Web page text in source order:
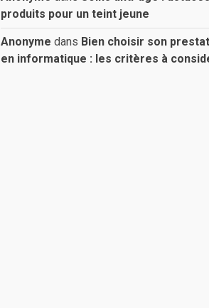
produits pour un teint jeune
Anonyme dans Bien choisir son
en informatique : les critères à